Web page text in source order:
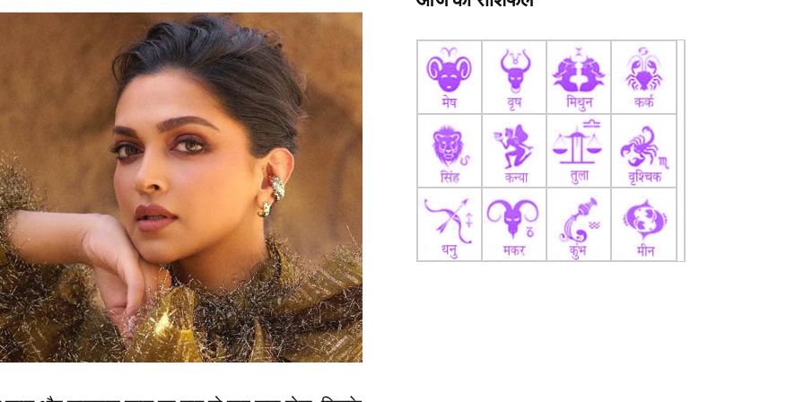
में अनसोल्ड रहने के बाद अब ऐसा माना जा रहा है
बेस प्राइस पर या किफायती रकम में अपने साथ जोड़
की लाल मिट्टी वाली पिचों को बखूबी समझते हैं,
हैं। टीम की मौजूदा ओपनिंग जोड़ी रोहित शर्मा और
के रूप में फिट बैठते हैं।